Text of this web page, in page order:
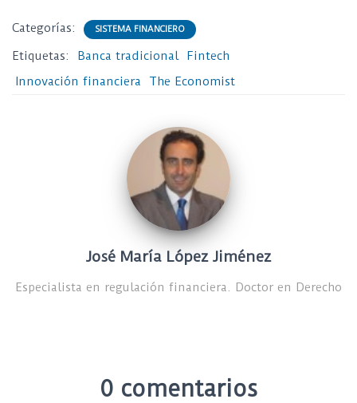
Categorías: SISTEMA FINANCIERO
Etiquetas: Banca tradicional
Fintech
Innovación financiera
The Economist
José María López Jiménez
Especialista en regulación financiera. Doctor en Derecho
0 comentarios